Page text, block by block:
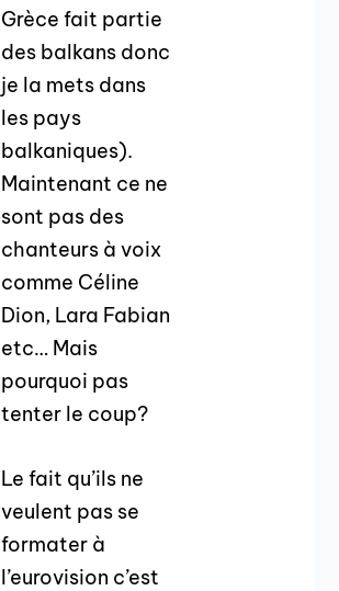
Grèce fait partie
des balkans donc
je la mets dans
les pays
balkaniques).
Maintenant ce ne
sont pas des
chanteurs à voix
comme Céline
Dion, Lara Fabian
etc… Mais
pourquoi pas
tenter le coup?
Le fait qu’ils ne
veulent pas se
formater à
l’eurovision c’est